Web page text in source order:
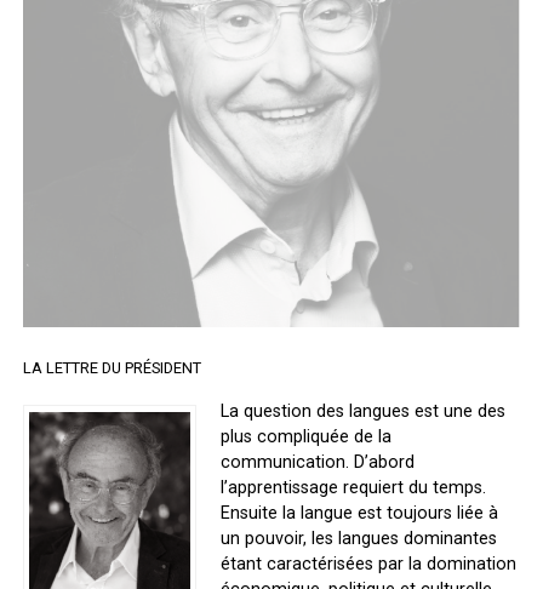
LA LETTRE DU PRÉSIDENT
La question des langues est une des
plus compliquée de la
communication. D’abord
l’apprentissage requiert du temps.
Ensuite la langue est toujours liée à
un pouvoir, les langues dominantes
étant caractérisées par la domination